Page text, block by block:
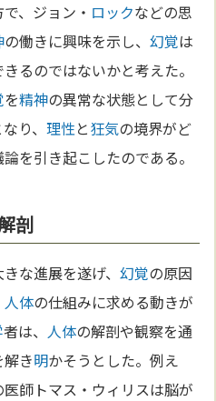
、ジョン・ ロックなどの思
の働きに興味を示し、幻覚は
きるのではないかと考えた。
を精神の異常な状態として分
り、理性と狂気の境界がど
を引き起こしたのである。
剖
きな進展を遂げ、幻覚の原因
人体の仕組みに求める動きが
者は、 人体の解剖や観察を通
き明かそうとした。例え
師トマス・ウィリスは脳が